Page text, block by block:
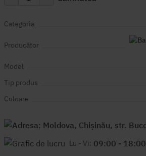
Categoria
Producător
Model
Tip produs
Culoare
Lu - Vi: 09:00 - 18:00